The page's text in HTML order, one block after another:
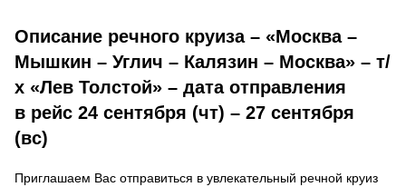
Описание речного круиза – «Москва –
Мышкин – Углич – Калязин – Москва» – т/
х «Лев Толстой» – дата отправления
в рейс 24 сентября (чт) – 27 сентября
(вс)
Приглашаем Вас отправиться в увлекательный речной круиз